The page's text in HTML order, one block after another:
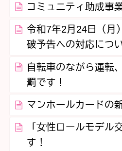
コミュニティ助成事
令和7年2月24日（月
破予告への対応につ
自転車のながら運転
罰です！
マンホールカードの
「女性ロールモデル
す！